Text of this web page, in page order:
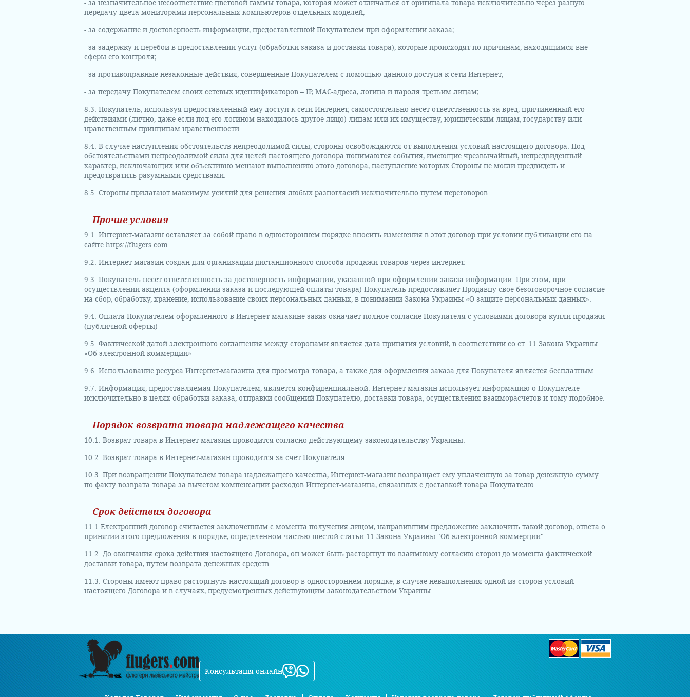
- за незначительное несоответствие цветовой гаммы товара, которая может отличаться от оригинала товара исключительно через разную
передачу цвета мониторами персональных компьютеров отдельных моделей;
- за содержание и достоверность информации, предоставленной Покупателем при оформлении заказа;
- за задержку и перебои в предоставлении услуг (обработки заказа и доставки товара), которые происходят по причинам, находящимся вне
сферы его контроля;
- за противоправные незаконные действия, совершенные Покупателем с помощью данного доступа к сети Интернет;
- за передачу Покупателем своих сетевых идентификаторов – IP, MAC-адреса, логина и пароля третьим лицам;
8.3. Покупатель, используя предоставленный ему доступ к сети Интернет, самостоятельно несет ответственность за вред, причиненный его
действиями (лично, даже если под его логином находилось другое лицо) лицам или их имуществу, юридическим лицам, государству или
нравственным принципам нравственности.
8.4. В случае наступления обстоятельств непреодолимой силы, стороны освобождаются от выполнения условий настоящего договора. Под
обстоятельствами непреодолимой силы для целей настоящего договора понимаются события, имеющие чрезвычайный, непредвиденный
характер, исключающих или объективно мешают выполнению этого договора, наступление которых Стороны не могли предвидеть и
предотвратить разумными средствами.
8.5. Стороны прилагают максимум усилий для решения любых разногласий исключительно путем переговоров.
Прочие условия
9.1. Интернет-магазин оставляет за собой право в одностороннем порядке вносить изменения в этот договор при условии публикации его на
сайте https://flugers.com
9.2. Интернет-магазин создан для организации дистанционного способа продажи товаров через интернет.
9.3. Покупатель несет ответственность за достоверность информации, указанной при оформлении заказа информации. При этом, при
осуществлении акцепта (оформлении заказа и последующей оплаты товара) Покупатель предоставляет Продавцу свое безоговорочное согласие
на сбор, обработку, хранение, использование своих персональных данных, в понимании Закона Украины «О защите персональных данных».
9.4. Оплата Покупателем оформленного в Интернет-магазине заказ означает полное согласие Покупателя с условиями договора купли-продажи
(публичной оферты)
9.5. Фактической датой электронного соглашения между сторонами является дата принятия условий, в соответствии со ст. 11 Закона Украины
«Об электронной коммерции»
9.6. Использование ресурса Интернет-магазина для просмотра товара, а также для оформления заказа для Покупателя является бесплатным.
9.7. Информация, предоставляемая Покупателем, является конфиденциальной. Интернет-магазин использует информацию о Покупателе
исключительно в целях обработки заказа, отправки сообщений Покупателю, доставки товара, осуществления взаиморасчетов и тому подобное.
Порядок возврата товара надлежащего качества
10.1. Возврат товара в Интернет-магазин проводится согласно действующему законодательству Украины.
10.2. Возврат товара в Интернет-магазин проводится за счет Покупателя.
10.3. При возвращении Покупателем товара надлежащего качества, Интернет-магазин возвращает ему уплаченную за товар денежную сумму
по факту возврата товара за вычетом компенсации расходов Интернет-магазина, связанных с доставкой товара Покупателю.
Срок действия договора
11.1.Електронний договор считается заключенным с момента получения лицом, направившим предложение заключить такой договор, ответа о
принятии этого предложения в порядке, определенном частью шестой статьи 11 Закона Украины "Об электронной коммерции".
11.2. До окончания срока действия настоящего Договора, он может быть расторгнут по взаимному согласию сторон до момента фактической
доставки товара, путем возврата денежных средств
11.3. Стороны имеют право расторгнуть настоящий договор в одностороннем порядке, в случае невыполнения одной из сторон условий
настоящего Договора и в случаях, предусмотренных действующим законодательством Украины.
Консультація онлайн